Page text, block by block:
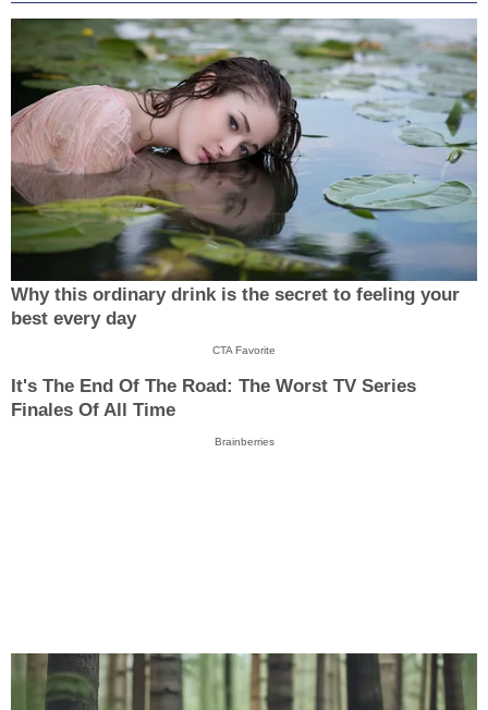
Why this ordinary drink is the secret to feeling your
best every day
CTA Favorite
It's The End Of The Road: The Worst TV Series
Finales Of All Time
Brainberries